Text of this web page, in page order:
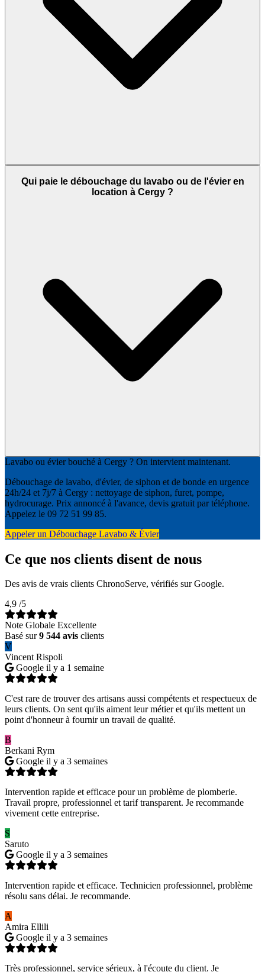
Qui paie le débouchage du lavabo ou de l'évier en
location à Cergy ?
Lavabo ou évier bouché à Cergy ? On intervient maintenant.
Débouchage de lavabo, d'évier, de siphon et de bonde en urgence
24h/24 et 7j/7 à Cergy : nettoyage de siphon, furet, pompe,
hydrocurage. Prix annoncé à l'avance, devis gratuit par téléphone.
Appelez le 09 72 51 99 85.
Appeler un Débouchage Lavabo & Évier
Ce que nos clients disent de nous
Des avis de vrais clients ChronoServe, vérifiés sur Google.
4,9 /5
Note Globale Excellente
Basé sur9 544 avis clients
V
Vincent Rispoli
Google il y a 1 semaine
C'est rare de trouver des artisans aussi compétents et respectueux de
leurs clients. On sent qu'ils aiment leur métier et qu'ils mettent un
point d'honneur à fournir un travail de qualité.
B
Berkani Rym
Google il y a 3 semaines
Intervention rapide et efficace pour un problème de plomberie.
Travail propre, professionnel et tarif transparent. Je recommande
vivement cette entreprise.
S
Saruto
Google il y a 3 semaines
Intervention rapide et efficace. Technicien professionnel, problème
résolu sans délai. Je recommande.
A
Amira Ellili
Google il y a 3 semaines
Très professionnel, service sérieux, à l'écoute du client. Je